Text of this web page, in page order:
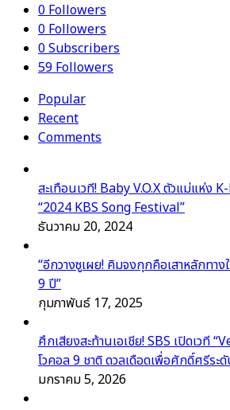
0Followers
0Followers
0Subscribers
59Followers
Popular
Recent
Comments
สะเทือนเวที! Baby V.O.X ตัวแม่แห่ง
“2024 KBS Song Festival”
ธันวาคม 20, 2024
“อีกวางซูเผย! คิมจงกุกคือเสาหลักทา
9 ปี”
กุมภาพันธ์ 17, 2025
ศึกเสียงสะท้านเอเชีย! SBS เปิดเวที
โวคอล 9 ชาติ ดวลเดือดเพื่อศักดิ์ศรีระ
มกราคม 5, 2026